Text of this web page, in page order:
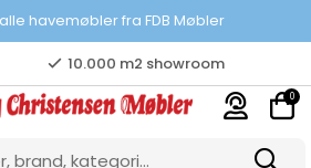
havemøbler fra FDB Møbler
Prisgaranti
10.000 m2 showroom
Gratis & gode parkeringsforhold
0